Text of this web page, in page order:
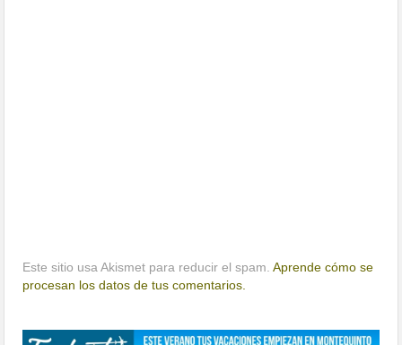
Este sitio usa Akismet para reducir el spam.Aprende cómo se
procesan los datos de tus comentarios.